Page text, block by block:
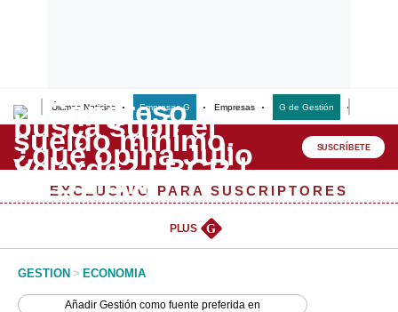
Últimas Noticias Empresas G Empresas G de Gestión
Lo último
Peru Quiosco
Management & Empleo
SUSCRÍBETE
EXCLUSIVO PARA SUSCRIPTORES
PLUS G
GESTION > ECONOMIA
AñadirGestión como fuente preferida en